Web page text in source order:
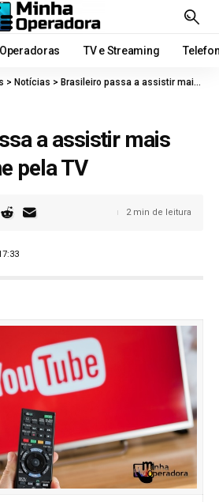
TV e Streaming
> Notícias > Brasileiro passa a assistir mais vídeos on-line pela TV
a assistir mais
pela TV
2 min de leitura